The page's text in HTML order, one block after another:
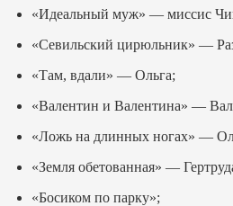
«Идеальный муж» — миссис
«Севильский цирюльник» —
«Там, вдали» — Ольга;
«Валентин и Валентина» —
«Ложь на длинных ногах» —
«Земля обетованная» —
«Босиком по парку»;